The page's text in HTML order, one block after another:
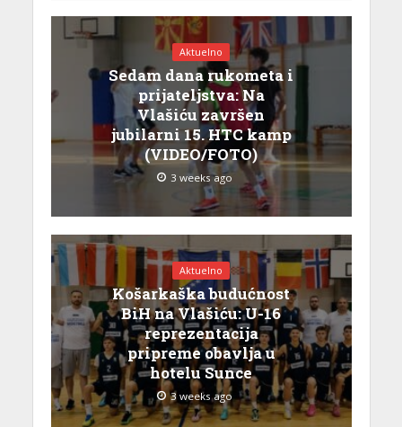
Aktuelno
Sedam dana rukometa i
prijateljstva: Na
Vlašiću završen
jubilarni 15. HTC kamp
(VIDEO/FOTO)
3 weeks ago
Aktuelno
Košarkaška budućnost
BiH na Vlašiću: U-16
reprezentacija
pripreme obavlja u
hotelu Sunce
3 weeks ago